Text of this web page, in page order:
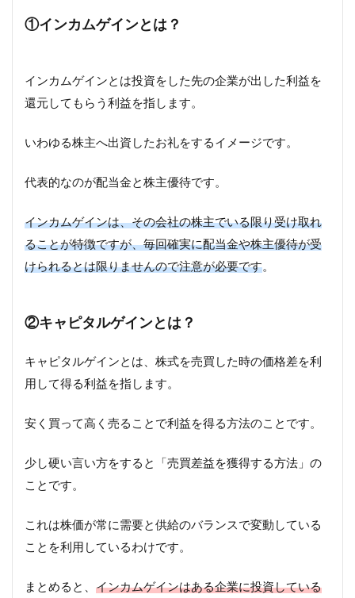
①インカムゲインとは？
インカムゲインとは投資をした先の企業が出した利益を
還元してもらう利益を指します。
いわゆる株主へ出資したお礼をするイメージです。
代表的なのが配当金と株主優待です。
インカムゲインは、その会社の株主でいる限り受け取れ
ることが特徴ですが、毎回確実に配当金や株主優待が受
けられるとは限りませんので注意が必要です。
②キャピタルゲインとは？
キャピタルゲインとは、株式を売買した時の価格差を利
用して得る利益を指します。
安く買って高く売ることで利益を得る方法のことです。
少し硬い言い方をすると「売買差益を獲得する方法」の
ことです。
これは株価が常に需要と供給のバランスで変動している
ことを利用しているわけです。
まとめると、 インカムゲインはある企業に投資している